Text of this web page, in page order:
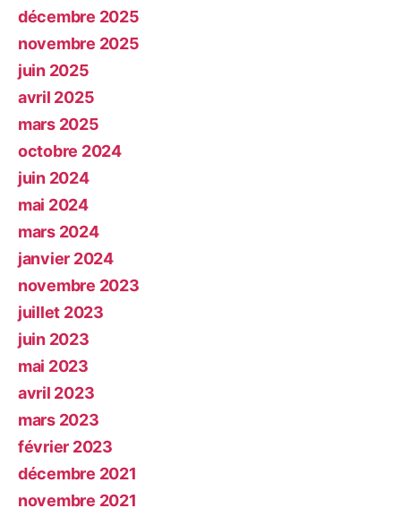
décembre 2025
novembre 2025
juin 2025
avril 2025
mars 2025
octobre 2024
juin 2024
mai 2024
mars 2024
janvier 2024
novembre 2023
juillet 2023
juin 2023
mai 2023
avril 2023
mars 2023
février 2023
décembre 2021
novembre 2021